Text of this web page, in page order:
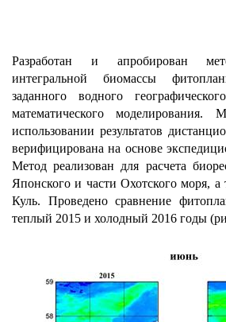
Разработан и апробирован
интегральной биомассы
заданного водного
математического моделирования.
использовании результатов
верифицирована на основе
Метод реализован для расчета
Японского и части Охотского моря,
Куль. Проведено сравнение
теплый 2015 и холодный 2016 годы